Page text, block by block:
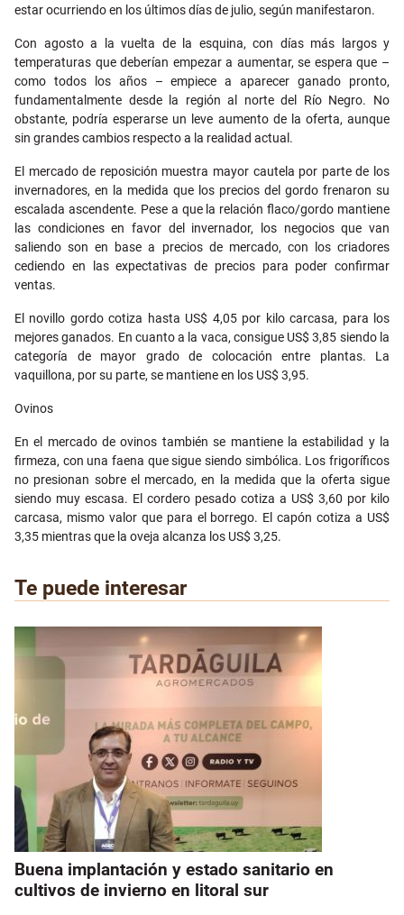
estar ocurriendo en los últimos días de julio, según manifestaron.
Con agosto a la vuelta de la esquina, con días más largos y
temperaturas que deberían empezar a aumentar, se espera que –
como todos los años – empiece a aparecer ganado pronto,
fundamentalmente desde la región al norte del Río Negro. No
obstante, podría esperarse un leve aumento de la oferta, aunque
sin grandes cambios respecto a la realidad actual.
El mercado de reposición muestra mayor cautela por parte de los
invernadores, en la medida que los precios del gordo frenaron su
escalada ascendente. Pese a que la relación flaco/gordo mantiene
las condiciones en favor del invernador, los negocios que van
saliendo son en base a precios de mercado, con los criadores
cediendo en las expectativas de precios para poder confirmar
ventas.
El novillo gordo cotiza hasta US$ 4,05 por kilo carcasa, para los
mejores ganados. En cuanto a la vaca, consigue US$ 3,85 siendo la
categoría de mayor grado de colocación entre plantas. La
vaquillona, por su parte, se mantiene en los US$ 3,95.
Ovinos
En el mercado de ovinos también se mantiene la estabilidad y la
firmeza, con una faena que sigue siendo simbólica. Los frigoríficos
no presionan sobre el mercado, en la medida que la oferta sigue
siendo muy escasa. El cordero pesado cotiza a US$ 3,60 por kilo
carcasa, mismo valor que para el borrego. El capón cotiza a US$
3,35 mientras que la oveja alcanza los US$ 3,25.
Te puede interesar
Buena implantación y estado sanitario en
cultivos de invierno en litoral sur